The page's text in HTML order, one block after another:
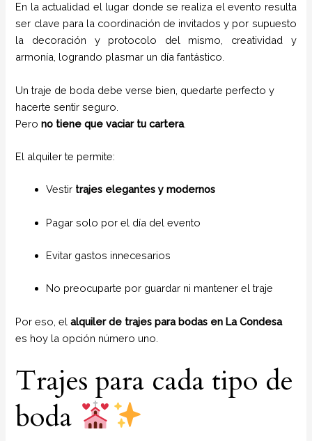
En la actualidad el lugar donde se realiza el evento resulta
ser clave para la coordinación de invitados y por supuesto
la decoración y protocolo del mismo, creatividad y
armonía, logrando plasmar un día fantástico.
Un traje de boda debe verse bien, quedarte perfecto y
hacerte sentir seguro.
Perono tiene que vaciar tu cartera.
El alquiler te permite:
Vestir trajes elegantes y modernos
Pagar solo por el día del evento
Evitar gastos innecesarios
No preocuparte por guardar ni mantener el traje
Por eso, elalquiler de trajes para bodas en La Condesa
es hoy la opción número uno.
Trajes para cada tipo de
boda